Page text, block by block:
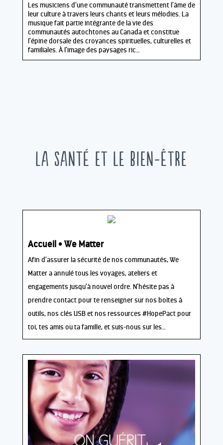
Les musiciens d’une communauté transmettent l’âme de
leur culture à travers leurs chants et leurs mélodies. La
musique fait partie intégrante de la vie des
communautés autochtones au Canada et constitue
l’épine dorsale des croyances spirituelles, culturelles et
familiales. À l’image des paysages ric…
La santé et le bien-être
Accueil • We Matter
Afin d’assurer la sécurité de nos communautés, We
Matter a annulé tous les voyages, ateliers et
engagements jusqu’à nouvel ordre. N’hésite pas à
prendre contact pour te renseigner sur nos boîtes à
outils, nos clés USB et nos ressources #HopePact pour
toi, tes amis ou ta famille, et suis-nous sur les…